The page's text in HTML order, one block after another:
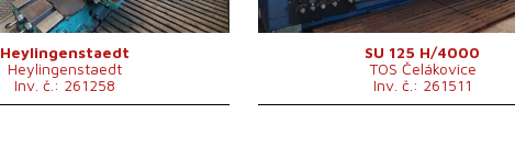
Heylingenstaedt
Heylingenstaedt
Inv. č.: 261258
Hmotnost stroje
9000 kg
Max. hmotnost obrobku
8000 kg
3,6 m/min
31 kVA
ne
SU 125 H/4000
TOS Čelákovice
Inv. č.: 261511